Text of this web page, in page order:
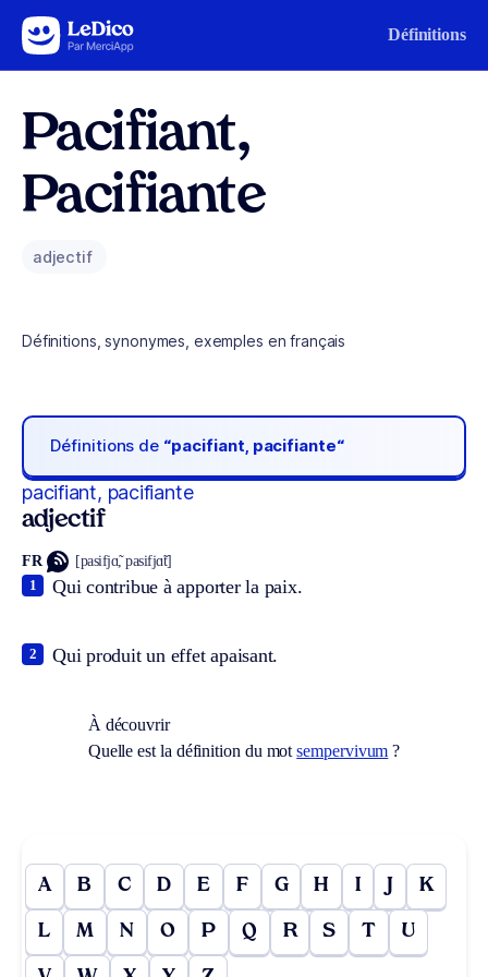
Aller au contenu Définitions
Pacifiant,
Pacifiante
adjectif
Définitions, synonymes, exemples en français
Définitions de “pacifiant, pacifiante“
pacifiant, pacifiante
adjectif
FR [pasifjɑ̃, pasifjɑ̃t]
Qui contribue à apporter la paix.
1
Qui produit un effet apaisant.
2
À découvrir
Quelle est la définition du motsempervivum ?
A B C D E F G H I J K
L M N O P Q R S T U